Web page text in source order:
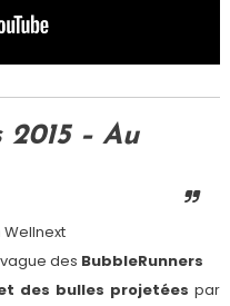
– Au
des BubbleRunners
des bulles projetées par